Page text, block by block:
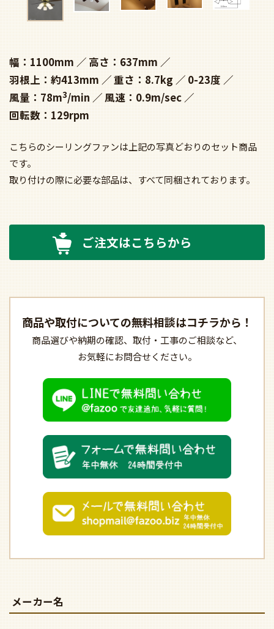
幅：1100mm
高さ：637mm
羽根上：約413mm
重さ：8.7kg
0-23度
風量：78m3/min
風速：0.9m/sec
回転数：129rpm
こちらのシーリングファンは上記の写真どおりのセット商品
です。
取り付けの際に必要な部品は、すべて同梱されております。
ご注文はこちらから
商品や取付についての無料相談はコチラから！
商品選びや納期の確認、 取付・工事のご相談など、
お気軽にお問合せください。
メーカー名